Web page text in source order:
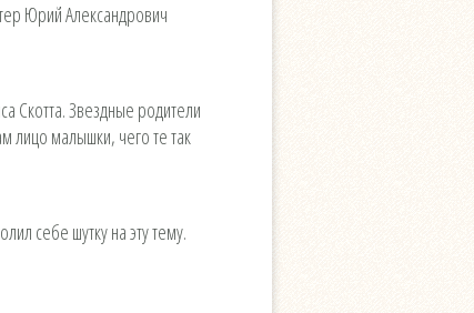
Юрий Александрович
Скотта. Звездные родители
лицо малышки, чего те так
себе шутку на эту тему.